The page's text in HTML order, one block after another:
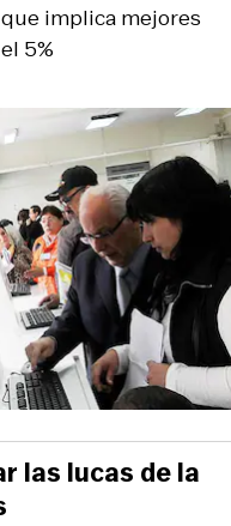
implica mejores
5%
las lucas de la